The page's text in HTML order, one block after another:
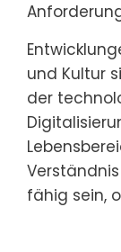
und Kultur
der
fähig sein,